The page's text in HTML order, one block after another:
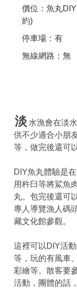
價位：魚丸
約)
停車場：有
無線網路：無
淡 水漁會在淡
供不少適合小朋
等，做完後還可
DIY魚丸體驗是
用杵臼等將鯊魚
丸。包完後還可
專人導覽漁人碼
藏文化館參觀。
這裡可以DIY活
等，玩的有風車
彩繪等。散客要
活動，團體的話